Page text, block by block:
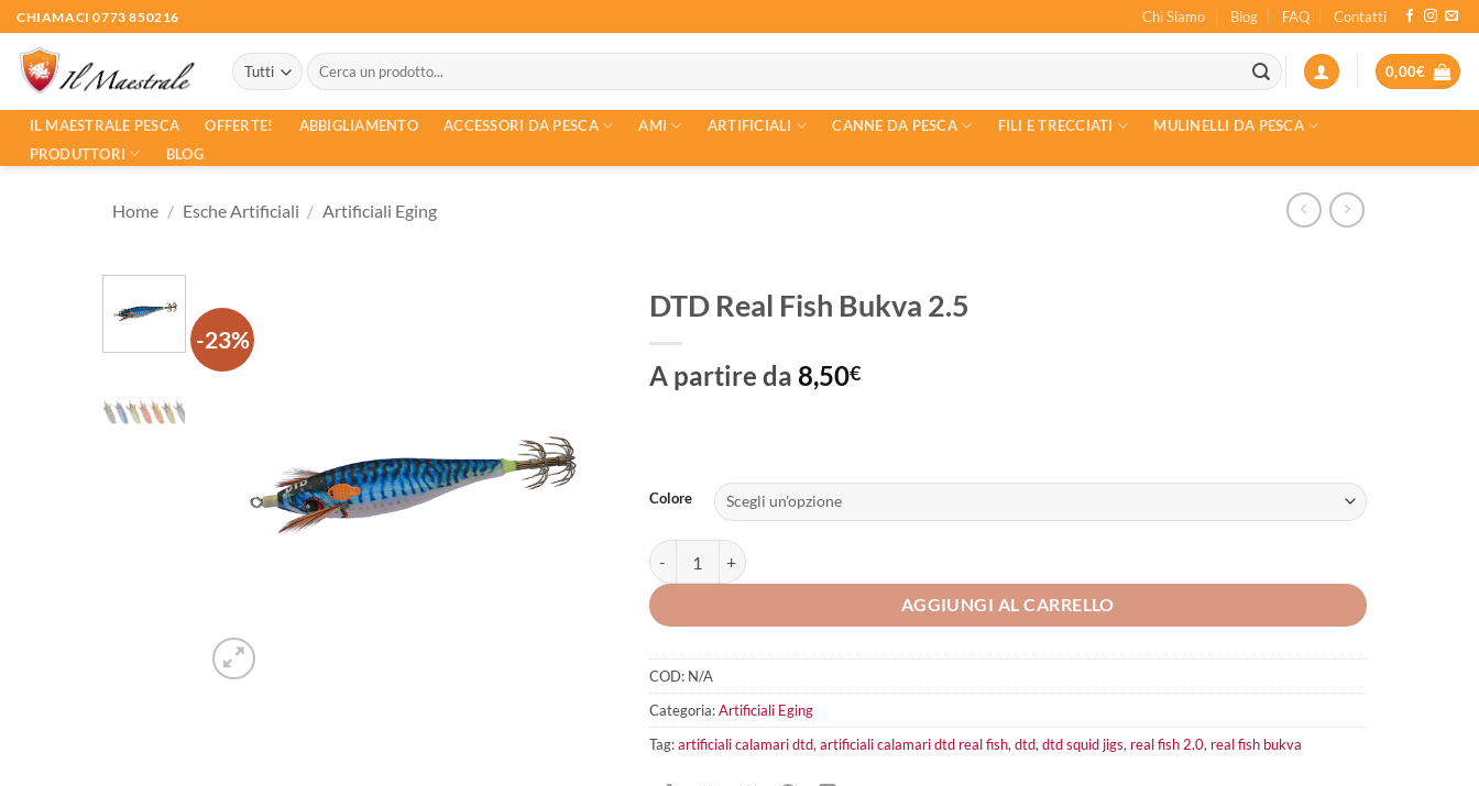
Salta
ai
contenuti
CHIAMACI 0773 850216 Chi Siamo Blog FAQ Contatti
Cerca:
0,00€
IL MAESTRALE PESCA OFFERTE! ABBIGLIAMENTO ACCESSORI DA PESCA AMI ARTIFICIALI CANNE DA PESCA FILI E TRECCIATI
MULINELLI DA PESCA
PRODUTTORI
BLOG
Home / Esche Artificiali / Artificiali Eging
-23%
DTD Real Fish Bukva 2.5
A partire da 8,50€
Colore
DTD Real Fish Bukva 2.5 quantità
AGGIUNGI AL CARRELLO
COD: N/A
Categoria:Artificiali Eging
Tag:artificiali calamari dtd, artificiali calamari dtd real fish, dtd, dtd squid jigs, real fish 2.0, real fish bukva